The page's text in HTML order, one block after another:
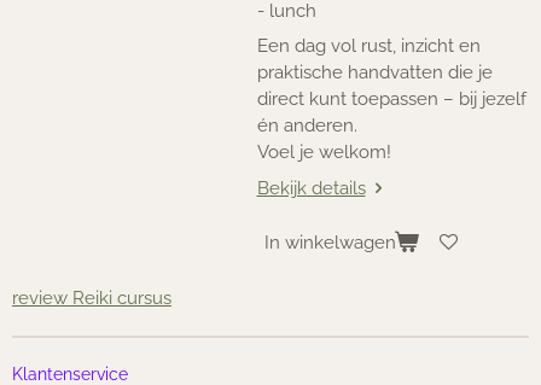
- lunch
Een dag vol rust, inzicht en
praktische handvatten die je
direct kunt toepassen – bij jezelf
én anderen.
Voel je welkom!
Bekijk details
In winkelwagen
review Reiki cursus
Klantenservice